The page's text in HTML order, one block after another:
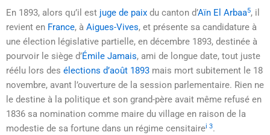
En 1893, alors qu’il est juge de paix du canton d’Aïn El Arbaa5, il
revient en France, à Aigues-Vives, et présente sa candidature à
une élection législative partielle, en décembre 1893, destinée à
pourvoir le siège d’Émile Jamais, ami de longue date, tout juste
réélu lors des élections d’août 1893 mais mort subitement le 18
novembre, avant l’ouverture de la session parlementaire. Rien ne
le destine à la politique et son grand-père avait même refusé en
1836 sa nomination comme maire du village en raison de la
modestie de sa fortune dans un régime censitairei 3.